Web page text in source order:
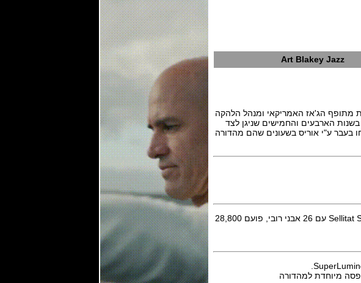
Art Blakey Jazz
מתופף הג'אז האמריקאי ומנהל הלהקה
פנסילבניה בשנת 1919, וקנה את שמו בשנות הארבעים והחמישים שניגן לצד
בעבר ע"י אוריס בשעונים שהם מהדורה